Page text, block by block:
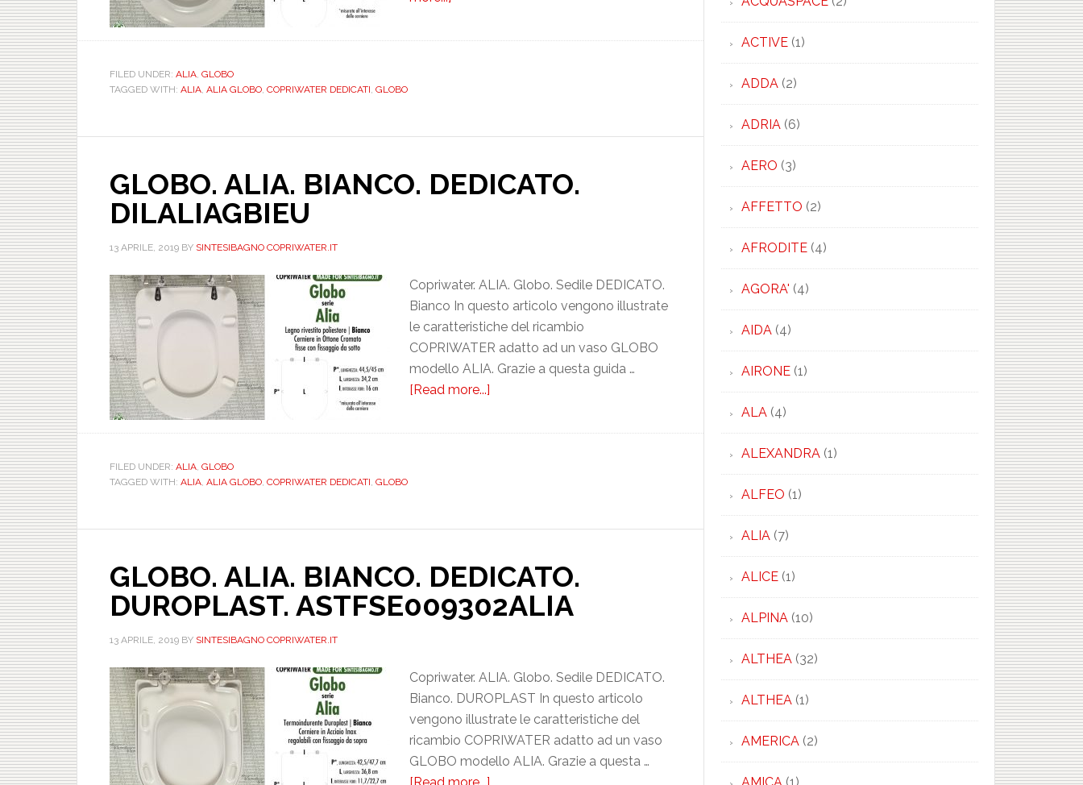
ALIA.
FILED UNDER: ALIA, GLOBO
TAGGED WITH: ALIA, ALIA GLOBO, COPRIWATER DEDICATI, GLOBO
GLOBO. ALIA. BIANCO. DEDICATO.
DILALIAGBIEU
13 APRILE, 2019BY SINTESIBAGNO COPRIWATER.IT
Copriwater. ALIA. Globo. Sedile DEDICATO.
Bianco In questo articolo vengono illustrate
le caratteristiche del ricambio
COPRIWATER adatto ad un vaso GLOBO
modello ALIA. Grazie a questa guida …
[Read more...]
ALIA.
FILED UNDER: ALIA, GLOBO
TAGGED WITH: ALIA, ALIA GLOBO, COPRIWATER DEDICATI, GLOBO
GLOBO. ALIA. BIANCO. DEDICATO.
DUROPLAST. ASTFSE009302ALIA
13 APRILE, 2019BY SINTESIBAGNO COPRIWATER.IT
Copriwater. ALIA. Globo. Sedile DEDICATO.
Bianco. DUROPLAST In questo articolo
vengono illustrate le caratteristiche del
ricambio COPRIWATER adatto ad un vaso
GLOBO modello ALIA. Grazie a questa …
ACTIVE(1)
ADDA(2)
ADRIA(6)
AERO (3)
AFFETTO (2)
AFRODITE(4)
AGORA' (4)
AIDA(4)
AIRONE(1)
ALA(4)
ALEXANDRA(1)
ALFEO (1)
ALIA(7)
ALICE(1)
ALPINA(10)
ALTHEA(32)
ALTHEA(1)
AMERICA(2)
×